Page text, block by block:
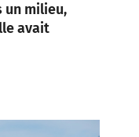
un milieu,
avait